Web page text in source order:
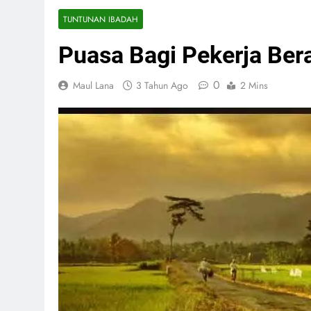
TUNTUNAN IBADAH
Puasa Bagi Pekerja
Maul Lana 3 Tahun Ago 0 2 Mins